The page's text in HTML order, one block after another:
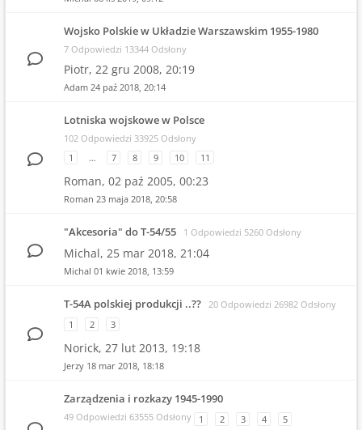
Wojsko Polskie w Układzie Warszawskim 1955-1980
7 Odpowiedzi 13344 Odsłony
Piotr, 22 gru 2008, 20:19
Adam 24 paź 2018, 20:14
Lotniska wojskowe w Polsce
102 Odpowiedzi 33925 Odsłony
1
… 7 8 9 10 11
Roman, 02 paź 2005, 00:23
Roman 23 maja 2018, 20:58
"Akcesoria" do T-54/55 1 Odpowiedzi 5260 Odsłony
Michal, 25 mar 2018, 21:04
Michal 01 kwie 2018, 13:59
T-54A polskiej produkcji ..?? 20 Odpowiedzi 26982 Odsłony
1
2 3
Norick, 27 lut 2013, 19:18
Jerzy 18 mar 2018, 18:18
Zarządzenia i rozkazy 1945-1990
49 Odpowiedzi 63555 Odsłony 1 2 3 4 5